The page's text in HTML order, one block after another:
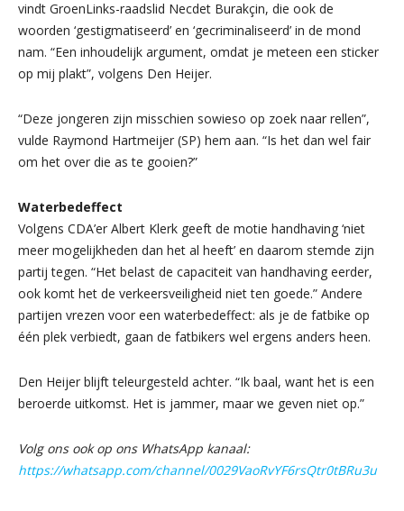
vindt GroenLinks-raadslid Necdet Burakçin, die ook de
woorden ‘gestigmatiseerd’ en ‘gecriminaliseerd’ in de mond
nam. “Een inhoudelijk argument, omdat je meteen een sticker
op mij plakt”, volgens Den Heijer.
“Deze jongeren zijn misschien sowieso op zoek naar rellen”,
vulde Raymond Hartmeijer (SP) hem aan. “Is het dan wel fair
om het over die as te gooien?”
Waterbedeffect
Volgens CDA’er Albert Klerk geeft de motie handhaving ‘niet
meer mogelijkheden dan het al heeft’ en daarom stemde zijn
partij tegen. “Het belast de capaciteit van handhaving eerder,
ook komt het de verkeersveiligheid niet ten goede.” Andere
partijen vrezen voor een waterbedeffect: als je de fatbike op
één plek verbiedt, gaan de fatbikers wel ergens anders heen.
Den Heijer blijft teleurgesteld achter. “Ik baal, want het is een
beroerde uitkomst. Het is jammer, maar we geven niet op.”
Volg ons ook op ons WhatsApp kanaal:
https://whatsapp.com/channel/0029VaoRvYF6rsQtr0tBRu3u